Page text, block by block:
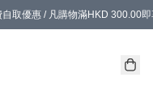
取優惠 / 凡購物滿HKD 300.00